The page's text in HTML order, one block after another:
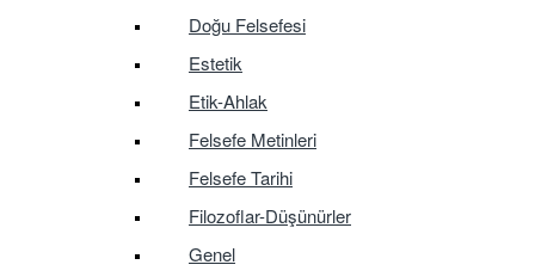
Doğu Felsefesi
Estetik
Etik-Ahlak
Felsefe Metinleri
Felsefe Tarihi
Filozoflar-Düşünürler
Genel